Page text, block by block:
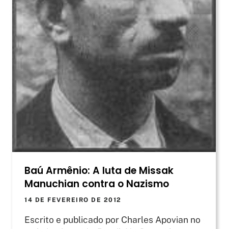
Baú Armênio: A luta de Missak
Manuchian contra o Nazismo
14 DE FEVEREIRO DE 2012
Escrito e publicado por Charles Apovian no